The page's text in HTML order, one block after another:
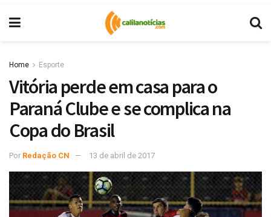
Home Esporte
Vitória perde em casa para o
Paraná Clube e se complica na
Copa do Brasil
Por Redação CN 13 de abril de 2017